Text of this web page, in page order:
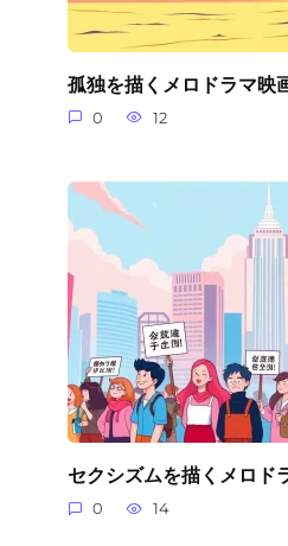
孤独を描くメロドラマ映
0 12
セクシズムを描くメロド
0 14